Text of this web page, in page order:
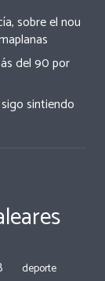
sobre el nou
del 90 por
sintiendo
deporte